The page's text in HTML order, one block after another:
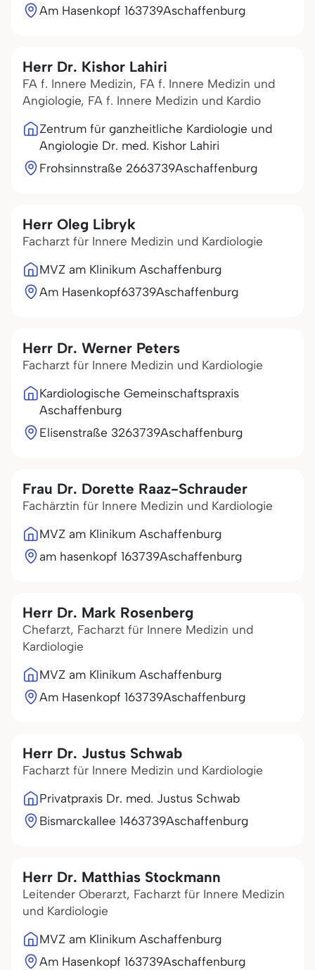
Am Hasenkopf 163739Aschaffenburg
Herr Dr. Kishor Lahiri
FA f. Innere Medizin, FA f. Innere Medizin und
Angiologie, FA f. Innere Medizin und Kardio
Zentrum für ganzheitliche Kardiologie und
Angiologie Dr. med. Kishor Lahiri
Frohsinnstraße 2663739Aschaffenburg
Herr Oleg Libryk
Facharzt für Innere Medizin und Kardiologie
MVZ am Klinikum Aschaffenburg
Am Hasenkopf63739Aschaffenburg
Herr Dr. Werner Peters
Facharzt für Innere Medizin und Kardiologie
Kardiologische Gemeinschaftspraxis
Aschaffenburg
Elisenstraße 3263739Aschaffenburg
Frau Dr. Dorette Raaz-Schrauder
Fachärztin für Innere Medizin und Kardiologie
MVZ am Klinikum Aschaffenburg
am hasenkopf 163739Aschaffenburg
Herr Dr. Mark Rosenberg
Chefarzt, Facharzt für Innere Medizin und
Kardiologie
MVZ am Klinikum Aschaffenburg
Am Hasenkopf 163739Aschaffenburg
Herr Dr. Justus Schwab
Facharzt für Innere Medizin und Kardiologie
Privatpraxis Dr. med. Justus Schwab
Bismarckallee 1463739Aschaffenburg
Herr Dr. Matthias Stockmann
Leitender Oberarzt, Facharzt für Innere Medizin
und Kardiologie
MVZ am Klinikum Aschaffenburg
Am Hasenkopf 163739Aschaffenburg